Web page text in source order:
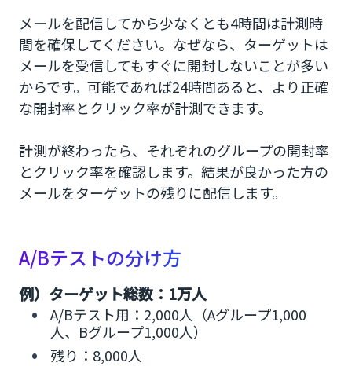
メールを配信してから少なくとも4時間は計測時
間を確保してください。なぜなら、ターゲットは
メールを受信してもすぐに開封しないことが多い
からです。可能であれば24時間あると、より正確
な開封率とクリック率が計測できます。
計測が終わったら、それぞれのグループの開封率
とクリック率を確認します。結果が良かった方の
メールをターゲットの残りに配信します。
A/Bテストの分け方
例）ターゲット総数：1万人
A/Bテスト用：2,000人（Aグループ1,000
人、Bグループ1,000人）
残り：8,000人